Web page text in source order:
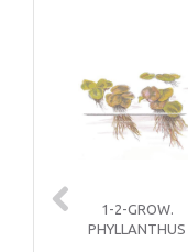
1-2-GROW.
PHYLLANTHUS